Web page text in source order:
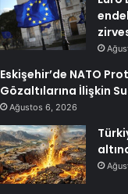
Eskişehir’de NATO
Gözaltılarına İlişkin
Ağustos 6, 2026